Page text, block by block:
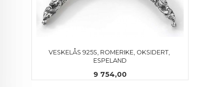
VESKELÅS 925S, ROMERIKE, OKSIDERT,
ESPELAND
Pris
9 754,00